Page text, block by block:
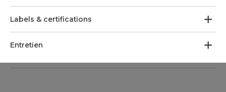
Labels & certifications
Entretien